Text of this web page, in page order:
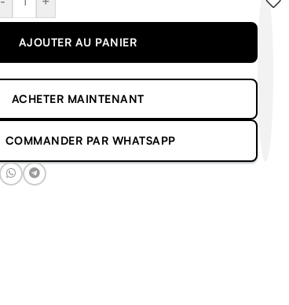
AJOUTER AU PANIER
ACHETER MAINTENANT
COMMANDER PAR WHATSAPP